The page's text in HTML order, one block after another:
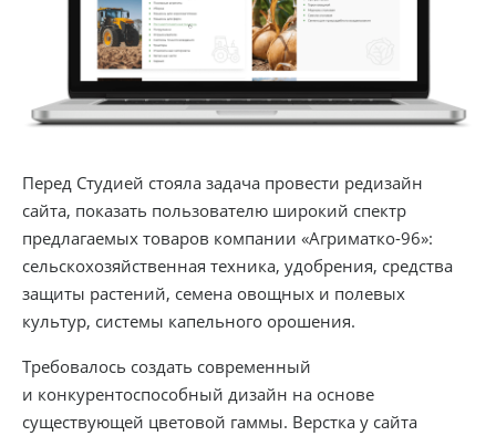
Перед Студией стояла задача провести редизайн
сайта, показать пользователю широкий спектр
предлагаемых товаров компании «Агриматко-96»:
сельскохозяйственная техника, удобрения, средства
защиты растений, семена овощных и полевых
культур, системы капельного орошения.
Требовалось создать современный
и конкурентоспособный дизайн на основе
существующей цветовой гаммы. Верстка у сайта